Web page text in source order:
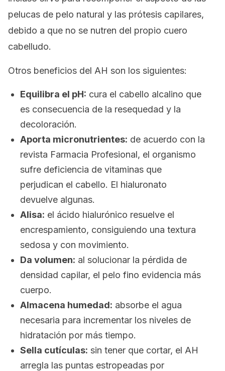
pelucas de pelo natural y las prótesis capilares,
debido a que no se nutren del propio cuero
cabelludo.
Otros beneficios del AH son los siguientes:
Equilibra el pH: cura el cabello alcalino que
es consecuencia de la resequedad y la
decoloración.
Aporta micronutrientes: de acuerdo con la
revista Farmacia Profesional, el organismo
sufre deficiencia de vitaminas que
perjudican el cabello. El hialuronato
devuelve algunas.
Alisa: el ácido hialurónico resuelve el
encrespamiento, consiguiendo una textura
sedosa y con movimiento.
Da volumen: al solucionar la pérdida de
densidad capilar, el pelo fino evidencia más
cuerpo.
Almacena humedad: absorbe el agua
necesaria para incrementar los niveles de
hidratación por más tiempo.
Sella cutículas: sin tener que cortar, el AH
arregla las puntas estropeadas por